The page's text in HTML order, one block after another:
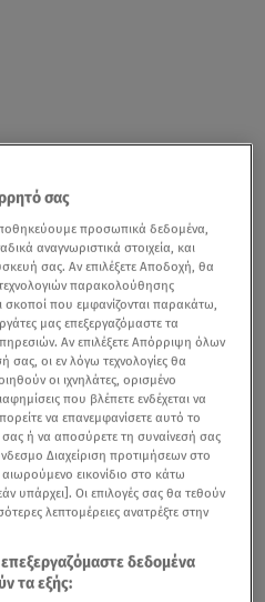
20 Δεκεμβρίου, τα
λιανικής για
σας
προσωπικά δεδομένα,
αναγνωριστικά στοιχεία, και
σας. Αν επιλέξετε Αποδοχή, θα
παρακολούθησης
σκοποί που εμφανίζονται παρακάτω,
μας επεξεργαζόμαστε τα
Αν επιλέξετε Απόρριψη όλων
οι εν λόγω τεχνολογίες θα
οι ιχνηλάτες, ορισμένο
που βλέπετε ενδέχεται να
να επανεμφανίσετε αυτό το
σας ή να αποσύρετε τη συναίνεσή σας
Διαχείριση προτιμήσεων στο
εικονίδιο στο κάτω
υπάρχει]. Οι επιλογές σας θα τεθούν
λεπτομέρειες ανατρέξτε στην
επεξεργαζόμαστε δεδομένα
τα εξής: